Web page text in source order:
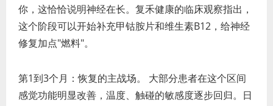
你，这恰恰说明神经在长。复禾健康的临床观察指出，
这个阶段可以开始补充甲钴胺片和维生素B12，给神经
修复加点"燃料"。
第1到3个月：恢复的主战场。 大部分患者在这个区间
感觉功能明显改善，温度、触碰的敏感度逐步回归。日